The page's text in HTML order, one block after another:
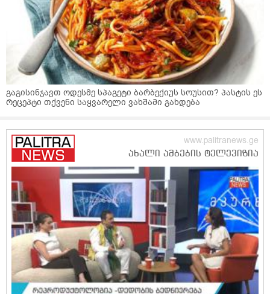
გაგისინჯავთ ოდესმე სპაგეტი ბარბექიუს სოუსით? პასტის ეს
რეცეპტი თქვენი საყვარელი ვახშამი გახდება